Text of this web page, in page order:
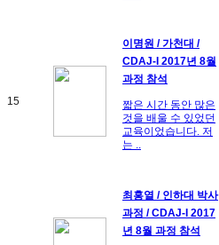
15
이명원 / 가천대 /
CDAJ-I 2017년 8월
과정 참석
짧은 시간 동안 많은
것을 배울 수 있었던
교육이었습니다. 저
는 ..
최홍열 / 인하대 박사
과정 / CDAJ-I 2017
년 8월 과정 참석